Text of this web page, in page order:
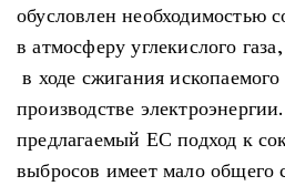
обусловлен необходимостью
в атмосферу углекислого
в ходе сжигания
производстве
предлагаемый ЕС подход к
выбросов имеет мало общего